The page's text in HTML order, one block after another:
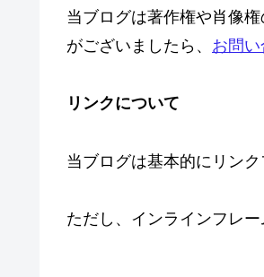
当ブログは著作権や肖像
がございましたら、 お問
リンクについて
当ブログは基本的にリン
ただし、インラインフレ